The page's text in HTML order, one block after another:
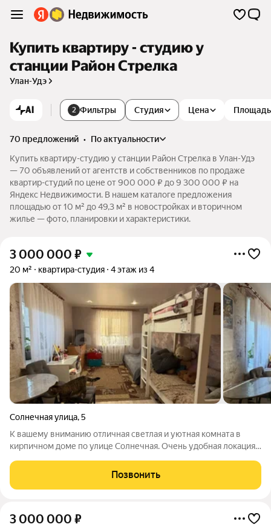
Купить квартиру - студию у
станции Район Стрелка
Улан-Удэ
AI 2 Фильтры Студия Цена Площадь
70 предложений •
по актуальности
Купить квартиру-студию у станции Район Стрелка в Улан-Удэ
— 70 объявлений от агентств и собственников по продаже
квартир-студий по цене от 900 000 ₽ до 9 300 000 ₽ на
Яндекс Недвижимости. В нашем каталоге предложения
площадью от 10 м² до 49,3 м² в новостройках и вторичном
жилье — фото, планировки и характеристики.
3 000 000 ₽
20 м² квартира-студия 4 этаж из 4
Солнечная улица,5
К вашему вниманию отличная светлая и уютная комната в
кирпичном доме по улице Солнечная. Очень удобная локация
супермаркетов, так же абсолютно все значимые объекты
инфраструктуры, а именно поликлиники,
Позвонить
3 000 000 ₽